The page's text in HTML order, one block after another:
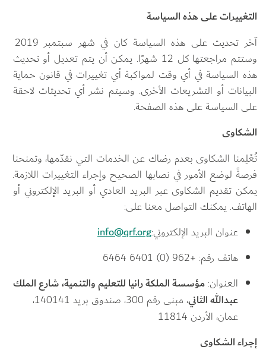
التغييرات على هذه السياسة
وستتم مراجعتها كل 12 شهرًا. يمكن أن يتم تعديل أو تحديث
هذه السياسة في أي وقت لمواكبة أي تغييرات في قانون حماية
البيانات أو التشريعات الأخرى. وسيتم نشر أي تحديثات لاحقة
على السياسة على هذه الصفحة.
الشكاوى
تُعْلِمنا الشكاوى بعدم رضاك عن الخدمات التي نقدّمها، وتمنحنا
فرصةً لوضع الأمور في نصابها الصحيح وإجراء التغييرات اللازمة.
يمكن تقديم الشكاوى عبر البريد العادي أو البريد الإلكتروني أو
الهاتف. يمكنك التواصل معنا على:
عنوان البريد الإلكتروني:info@qrf.org
هاتف رقم: +962 (0) 6401 6464
العنوان: مؤسسة الملكة رانيا للتعليم والتنمية، شارع الملك
عبدالله الثاني
، مبنى رقم 300، صندوق بريد 140141،
عمان، الأردن 11814
إجراء الشكاوى